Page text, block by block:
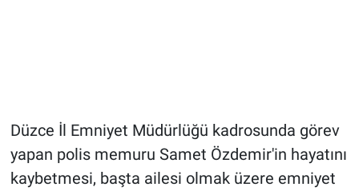
Düzce İl Emniyet Müdürlüğü kadrosunda görev
yapan polis memuru Samet Özdemir'in hayatını
kaybetmesi, başta ailesi olmak üzere emniyet